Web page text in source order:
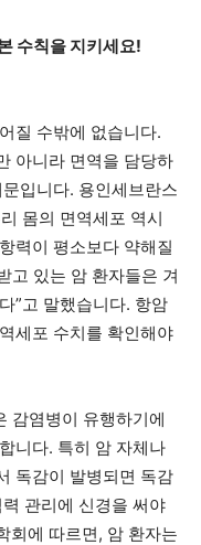
수칙을 지키세요!
질 수밖에 없습니다.
아니라 면역을 담당하
입니다. 용인세브란스
몸의 면역세포 역시
력이 평소보다 약해질
고 있는 암 환자들은 겨
”고 말했습니다. 항암
세포 수치를 확인해야
감염병이 유행하기에
니다. 특히 암 자체나
독감이 발병되면 독감
관리에 신경을 써야
회에 따르면, 암 환자는